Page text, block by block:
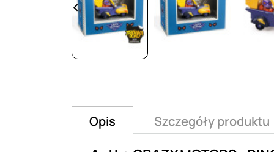
keyboard_arrow_left
Opis Szczegóły produktu